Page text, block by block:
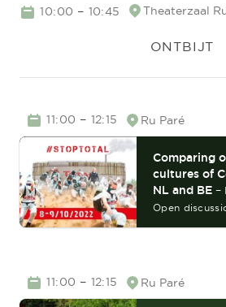
TIME10:00 – 10:45 Location
Theaterzaal
ONTBIJT
TIME11:00 – 12:15 Location
Ru Paré
Comparing
cultures of
NL and BE –
Open
TIME11:00 – 12:15 Location
Ru Paré